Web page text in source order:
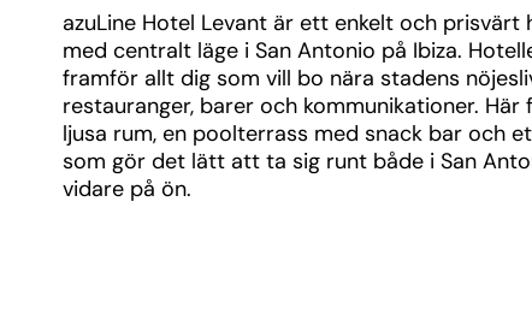
azuLine Hotel Levant är ett enkelt och prisvärt
med centralt läge i San Antonio på Ibiza.
framför allt dig som vill bo nära stadens
restauranger, barer och kommunikationer. Här
ljusa rum, en poolterrass med snack bar och
som gör det lätt att ta sig runt både i San
vidare på ön.